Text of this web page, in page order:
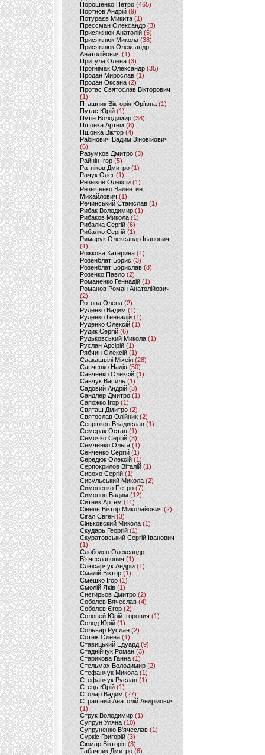
Порошенко Петро (465)
Портнов Андрій (9)
Потураєв Микита(1)
Прессман Олександр(3)
Присяжнюк Анатолій (5)
Присяжнюк Микола (38)
Присяжнюк Олександр
Анатолійович (1)
Притула Олена (3)
Прогнімак Олександр(35)
Продан Мирослав(1)
Продан Оксана (2)
Протас Святослав Вікторович
(1)
Пташник Вікторія Юріївна (1)
Путас Юрій (1)
Путін Володимир(38)
Пшонка Артем (8)
Пшонка Віктор(4)
Рабінович Вадим Зіновійович
(6)
Разумков Дмитро (3)
Райнін Ігор(5)
Ратніков Дмитро (1)
Рачук Олег (1)
Резніков Олексій(1)
Резніченко Валентин
Михайлович (1)
Речинський Станіслав (1)
Рибак Володимир(1)
Рибаков Микола(1)
Рибалка Сергій (6)
Рибалко Сергій (1)
Римарук Олександр Іванович
(1)
Рожкова Катерина(1)
Розенблат Борис (3)
Розенблат Борислав (8)
Розенко Павло (2)
Романенко Геннадій (1)
Романов Роман Анатолійович
(2)
Ротова Олена(2)
Руденко Вадим (1)
Руденко Геннадій (1)
Руденко Олексій(1)
Рудик Сергій(6)
Рудьковський Микола (1)
Руслан Арсірій(1)
Рябчин Олексій (1)
Саакашвілі Міхеіл(28)
Савченко Надія (50)
Савченко Олексій(1)
Савчук Василь (1)
Садовий Андрій (3)
Сандлер Дмитро(1)
Сапожко Ігор(1)
Святаш Дмитро (2)
Святослав Олійник (2)
Севрюков Владислав (1)
Семерак Остап (1)
Семочко Сергій (3)
Семченко Ольга (1)
Сенченко Сергій(1)
Середюк Олексій(1)
Серпокрилов Віталій(1)
Сивохо Сергій(1)
Сивульський Микола(2)
Симоненко Петро(7)
Симонов Вадим (12)
Ситник Артем(11)
Сівець Віктор Миколайович(2)
Сігал Євген (3)
Сіньковский Микола(1)
Скударь Георгій (1)
Скуратовський Сергій Іванович
(1)
Слободян Олександр
В'ячеславович(1)
Слюсарчук Андрій(1)
Смалій Віктор (1)
Смешко Ігор (1)
Смолій Яків (1)
Снєгирьов Дмитро (2)
Соболев Вячеслав (4)
Соболєв Єгор(2)
Соловей Юрій Ігорович (1)
Солод Юрій (1)
Сольвар Руслан (2)
Сотнік Олена(1)
Ставицький Едуард (9)
Стаднійчук Роман(3)
Старикова Ганна (1)
Стельмах Володимир(2)
Стефанчук Микола (1)
Стефанчук Руслан (1)
Стець Юрій (1)
Столар Вадим(27)
Страшний Анатолій Андрійович
(1)
Струк Володимир (1)
Супрун Уляна (10)
Супруненко В'ячеслав (1)
Суркіс Григорій (3)
Сюмар Вікторія (3)
Табачник Дмитро (6)